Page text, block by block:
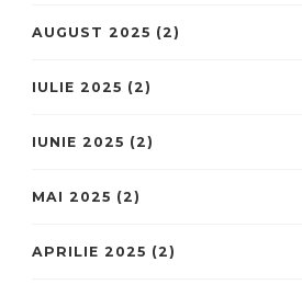
AUGUST 2025 (2)
IULIE 2025 (2)
IUNIE 2025 (2)
MAI 2025 (2)
APRILIE 2025 (2)